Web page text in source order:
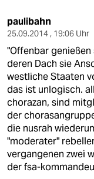
paulibahn
25.09.2014 , 19:06 Uhr
"Offenbar
deren Dach sie
westliche Staaten
das ist unlogisch.
chorazan, sind
der
die nusrah
"moderater"
vergangenen zwei
der fsa-